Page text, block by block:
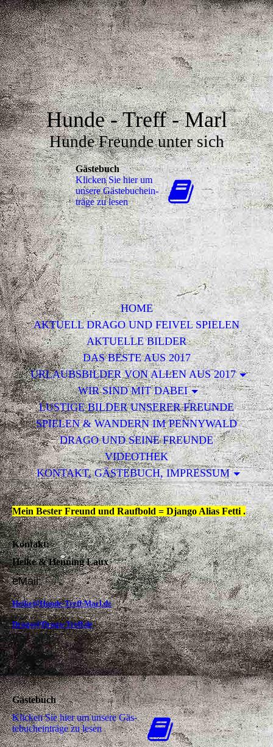
Hunde - Treff - Marl
Hunde Freunde unter sich
Gästebuch
Klicken Sie hier um
unsere Gäs­te­buch­ein­
trä­ge zu lesen
HOME
AKTUELL DRAGO UND FEIVEL SPIELEN
AKTUELLE BILDER
DAS BESTE AUS 2017
URLAUBSBILDER VON ALLEN AUS 2017
WIR SIND MIT DABEI
LUSTIGE BILDER UNSERER FREUNDE
SPIELEN & WANDERN IM PENNYWALD
DRAGO UND SEINE FREUNDE
VIDEOTHEK
KONTAKT, GÄSTEBUCH, IMPRESSUM
Mein Bester Freund und Raufbold = Django Alias Fetti .
Kontakt:
Heike & Henning Laux
eMail:
Heike@Hunde-Treff-Marl.de
Drago@Drago-Treff.de
Gästebuch
Klicken Sie hier um unsere Gäs­
te­buch­ein­trä­ge zu lesen